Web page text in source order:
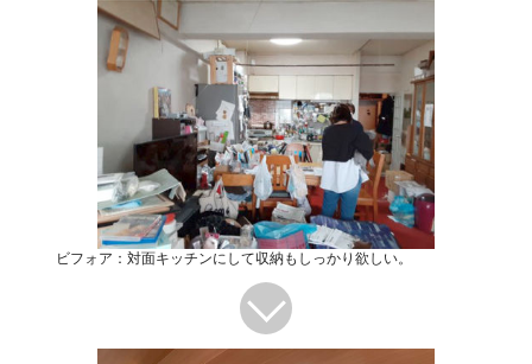
ビフォア：対面キッチンにして収納もしっかり欲しい。